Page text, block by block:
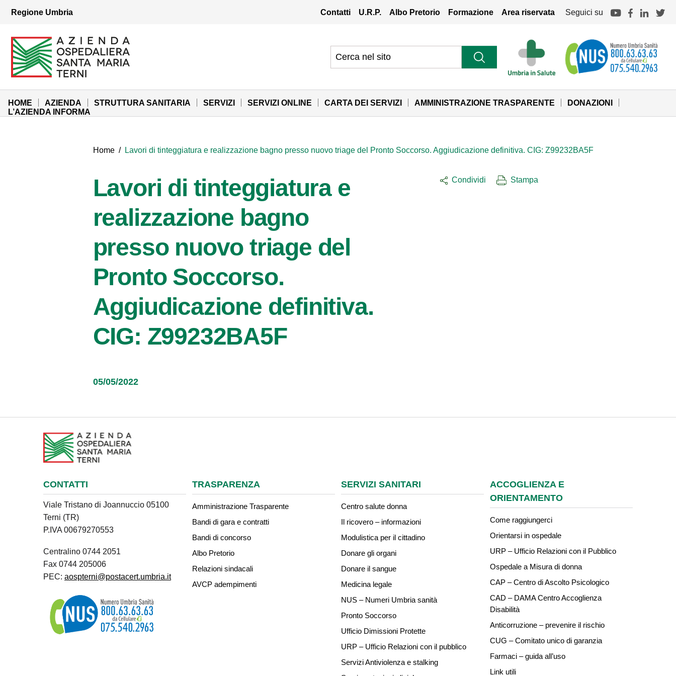
Vai al menu di navigazione
Regione Umbria Contatti U.R.P. Albo Pretorio Formazione Area riservata Seguici su
Azienda Ospedaliera Santa Maria di Terni
Sito Istituzionale
HOME AZIENDA STRUTTURA SANITARIA SERVIZI SERVIZI ONLINE CARTA DEI SERVIZI AMMINISTRAZIONE TRASPARENTE
DONAZIONI
L’AZIENDA INFORMA
Home / Lavori di tinteggiatura e realizzazione bagno presso nuovo triage del Pronto Soccorso. Aggiudicazione definitiva. CIG: Z99232BA5F
Lavori di tinteggiatura e
realizzazione bagno
presso nuovo triage del
Pronto Soccorso.
Aggiudicazione definitiva.
CIG: Z99232BA5F
05/05/2022
Condividi Stampa
CONTATTI
Viale Tristano di Joannuccio 05100
Terni (TR)
P.IVA 00679270553
Centralino 0744 2051
Fax 0744 205006
PEC: aospterni@postacert.umbria.it
TRASPARENZA
Amministrazione Trasparente
Bandi di gara e contratti
Bandi di concorso
Albo Pretorio
Relazioni sindacali
AVCP adempimenti
SERVIZI SANITARI
Centro salute donna
Il ricovero – informazioni
Modulistica per il cittadino
Donare gli organi
Donare il sangue
Medicina legale
NUS – Numeri Umbria sanità
Pronto Soccorso
Ufficio Dimissioni Protette
URP – Ufficio Relazioni con il pubblico
Servizi Antiviolenza e stalking
ACCOGLIENZA E
ORIENTAMENTO
Come raggiungerci
Orientarsi in ospedale
URP – Ufficio Relazioni con il Pubblico
Ospedale a Misura di donna
CAP – Centro di Ascolto Psicologico
CAD – DAMA Centro Accoglienza
Disabilità
Anticorruzione – prevenire il rischio
CUG – Comitato unico di garanzia
Farmaci – guida all’uso
Link utili